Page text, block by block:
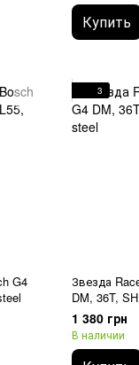
Купить
G4
3
Звезда
DM, 36T,
1 380 грн
В наличии